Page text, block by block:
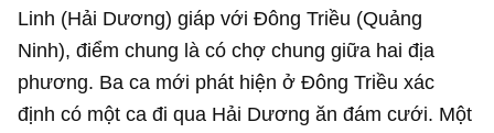
Linh (Hải Dương) giáp với Đông Triều (Quảng
Ninh), điểm chung là có chợ chung giữa hai địa
phương. Ba ca mới phát hiện ở Đông Triều xác
định có một ca đi qua Hải Dương ăn đám cưới. Một